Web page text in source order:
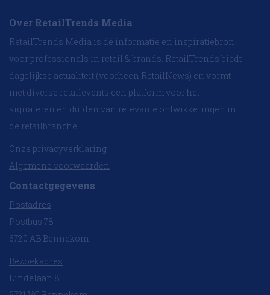
Over RetailTrends Media
RetailTrends Media is dé informatie en inspiratiebron
voor professionals in retail & brands. RetailTrends biedt
dagelijkse actualiteit (voorheen RetailNews) en vormt
met diverse retailevents een platform voor het
signaleren en duiden van relevante ontwikkelingen in
de retailbranche.
Onze privacyverklaring
Algemene voorwaarden
Contactgegevens
Postadres
Postbus 78
6720 AB Bennekom
Bezoekadres
Lindelaan 8